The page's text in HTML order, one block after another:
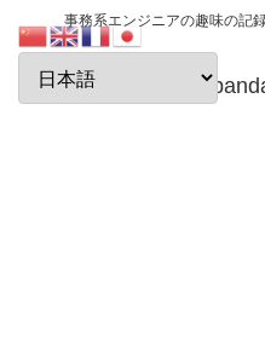
事務系エンジニアの趣味の記